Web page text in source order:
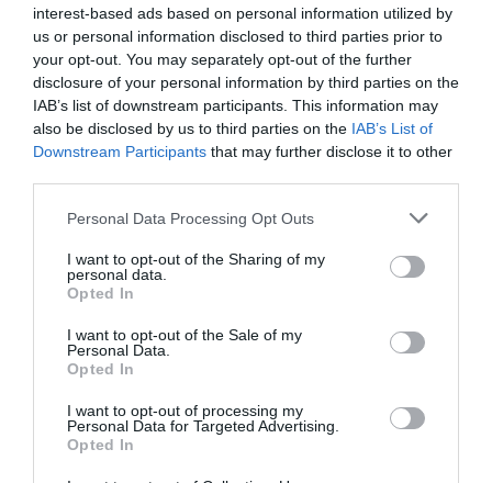
interest-based ads based on personal information utilized by
us or personal information disclosed to third parties prior to
your opt-out. You may separately opt-out of the further
disclosure of your personal information by third parties on the
IAB’s list of downstream participants. This information may
also be disclosed by us to third parties on the IAB’s List of
Downstream Participants that may further disclose it to other
Personal Data Processing Opt Outs
I want to opt-out of the Sharing of my
personal data.
Opted In
I want to opt-out of the Sale of my
Personal Data.
Opted In
I want to opt-out of processing my
Personal Data for Targeted Advertising.
Opted In